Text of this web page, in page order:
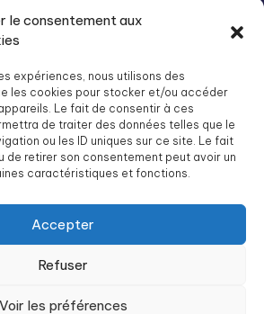
le consentement aux
expériences, nous utilisons des
les cookies pour stocker et/ou accéder
Le fait de consentir à ces
de traiter des données telles que le
ou les ID uniques sur ce site. Le fait
de retirer son consentement peut avoir un
caractéristiques et fonctions.
Accepter
Refuser
Voir les préférences
est une association du Groupe SOS
sos.org
du Groupe SOS